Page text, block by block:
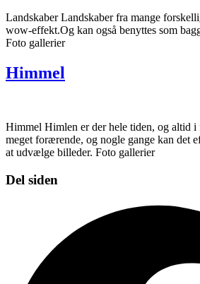
Landskaber Landskaber fra mange
wow-effekt.Og kan også benyttes som
Foto gallerier
Himmel
Himmel Himlen er der hele tiden, og altid
meget forærende, og nogle gange kan det
at udvælge billeder. Foto gallerier
Del siden